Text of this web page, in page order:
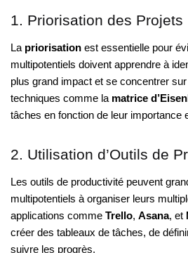
1. Priorisation des Projets
La priorisation est essentielle pour
multipotentiels doivent apprendre à
plus grand impact et se concentrer
techniques comme la matrice
tâches en fonction de leur importance
2. Utilisation d’Outils de
Les outils de productivité peuvent
multipotentiels à organiser leurs
applications comme Trello, Asana, et
créer des tableaux de tâches, de
suivre les progrès.